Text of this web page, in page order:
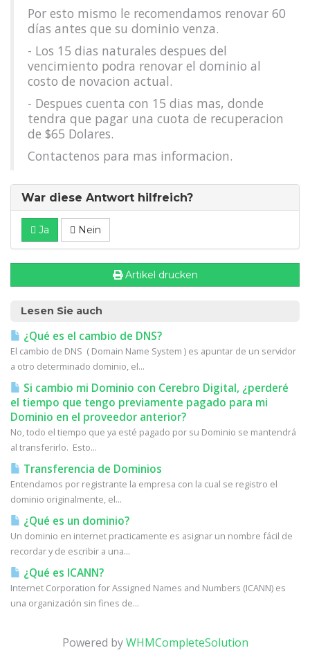
Por esto mismo le recomendamos renovar 60
días antes que su dominio venza.
- Los 15 dias naturales despues del
vencimiento podra renovar el dominio al
costo de novacion actual.
- Despues cuenta con 15 dias mas, donde
tendra que pagar una cuota de recuperacion
de $65 Dolares.
Contactenos para mas informacion.
War diese Antwort hilfreich?
Ja Nein
Artikel drucken
Lesen Sie auch
¿Qué es el cambio de DNS?
El cambio de DNS ( Domain Name System ) es apuntar de un servidor
a otro determinado dominio, el...
Si cambio mi Dominio con Cerebro Digital, ¿perderé
el tiempo que tengo previamente pagado para mi
Dominio en el proveedor anterior?
No, todo el tiempo que ya esté pagado por su Dominio se mantendrá
al transferirlo. Esto...
Transferencia de Dominios
Entendamos por registrante la empresa con la cual se registro el
dominio originalmente, el...
¿Qué es un dominio?
Un dominio en internet practicamente es asignar un nombre fácil de
recordar y de escribir a una...
¿Qué es ICANN?
Internet Corporation for Assigned Names and Numbers (ICANN) es
una organización sin fines de...
Powered byWHMCompleteSolution